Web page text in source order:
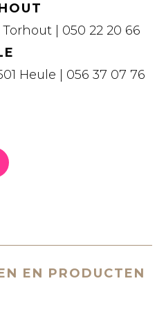
Torhout | 050 22 20 66
Heule | 056 37 07 76
EN PRODUCTEN